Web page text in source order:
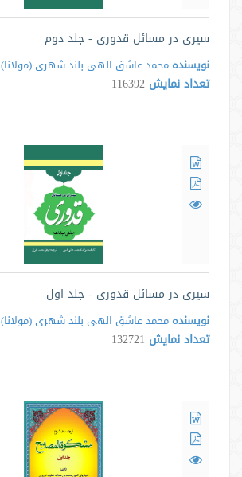
سیری در مسائل قدوری - جلد دوم
نویسنده محمد عاشق الهى بلند شهرى ‌(مولانا)
تعداد نمایش 116392
سیری در مسائل قدوری - جلد اول
نویسنده محمد عاشق الهى بلند شهرى ‌(مولانا)
تعداد نمایش 132721